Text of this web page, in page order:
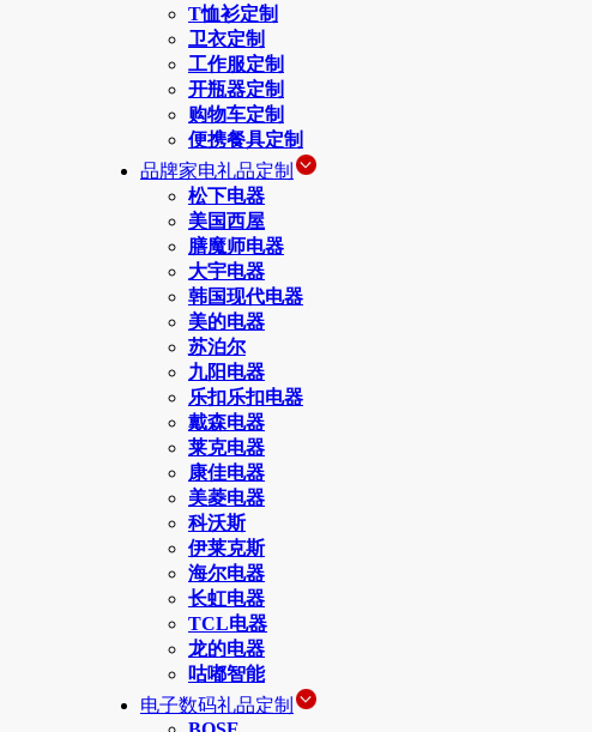
T恤衫定制
卫衣定制
工作服定制
开瓶器定制
购物车定制
便携餐具定制
品牌家电礼品定制
松下电器
美国西屋
膳魔师电器
大宇电器
韩国现代电器
美的电器
苏泊尔
九阳电器
乐扣乐扣电器
戴森电器
莱克电器
康佳电器
美菱电器
科沃斯
伊莱克斯
海尔电器
长虹电器
TCL电器
龙的电器
咕嘟智能
电子数码礼品定制